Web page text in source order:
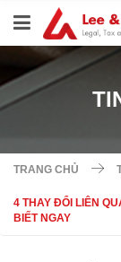
TRANG CHỦ
4 THAY ĐỔI LIÊN
BIẾT NGAY